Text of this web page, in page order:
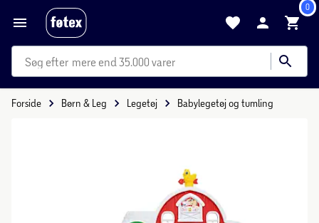
0
mere end 35.000 varer
Forside Børn & Leg Legetøj Babylegetøj og tumling